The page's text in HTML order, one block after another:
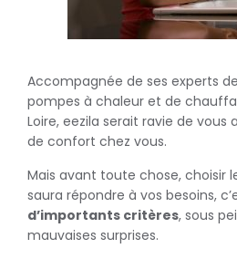
Accompagnée de ses experts
pompes à chaleur et de
Loire, eezila serait ravie de vous
de confort chez vous.
Mais avant toute chose, choisir
saura répondre à vos besoins,
d’importants critères, sous
mauvaises surprises.